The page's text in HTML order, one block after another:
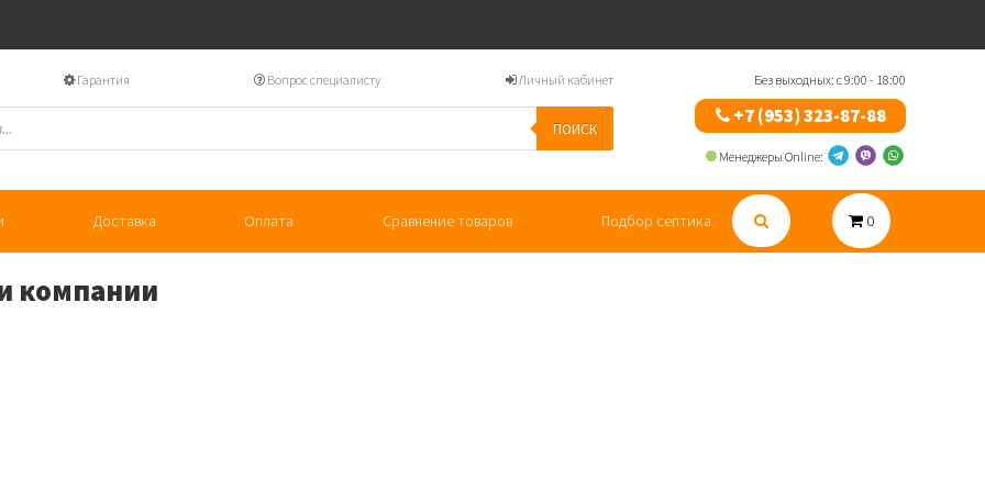
Гарантия Вопрос специалисту Личный кабинет
ПОИСК
Без выходных: с 9:00 - 18:00
+7 (953) 323-87-88
Менеджеры Online:
Доставка Оплата Сравнение товаров Подбор септика 0
компании